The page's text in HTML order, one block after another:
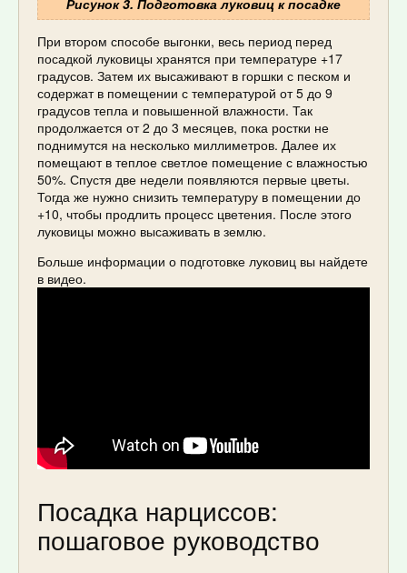
Рисунок 3. Подготовка луковиц к посадке
При втором способе выгонки, весь период перед
посадкой луковицы хранятся при температуре +17
градусов. Затем их высаживают в горшки с песком и
содержат в помещении с температурой от 5 до 9
градусов тепла и повышенной влажности. Так
продолжается от 2 до 3 месяцев, пока ростки не
поднимутся на несколько миллиметров. Далее их
помещают в теплое светлое помещение с влажностью
50%. Спустя две недели появляются первые цветы.
Тогда же нужно снизить температуру в помещении до
+10, чтобы продлить процесс цветения. После этого
луковицы можно высаживать в землю.
Больше информации о подготовке луковиц вы найдете
в видео.
Посадка нарциссов:
пошаговое руководство